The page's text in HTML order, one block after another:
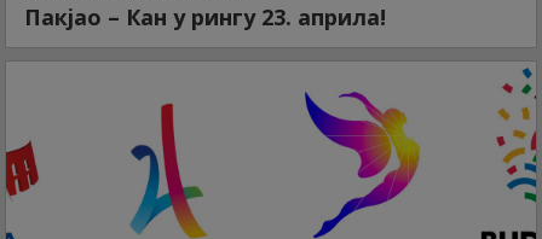
Пакјао – Кан у рингу 23. априла!